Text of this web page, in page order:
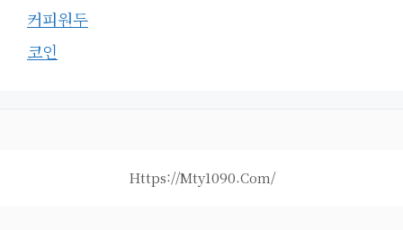
커피원두
코인
Https://mty1090.com/